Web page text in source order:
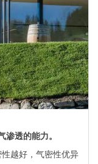
渗透的能力。
越好，气密性优异